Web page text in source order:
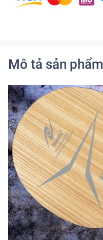
Mô tả sản phẩm